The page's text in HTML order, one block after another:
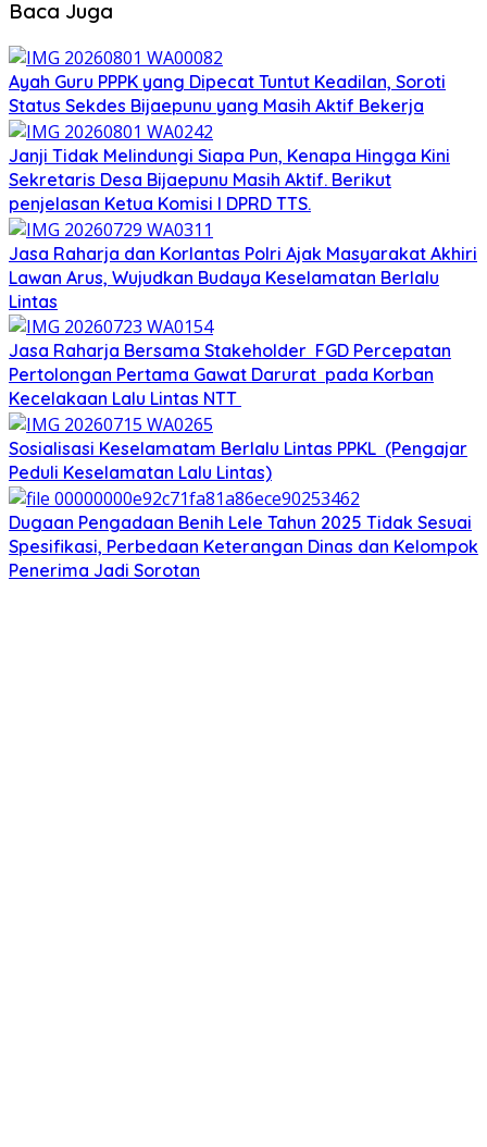
Baca Juga
Ayah Guru PPPK yang Dipecat Tuntut Keadilan, Soroti
Status Sekdes Bijaepunu yang Masih Aktif Bekerja
Janji Tidak Melindungi Siapa Pun, Kenapa Hingga Kini
Sekretaris Desa Bijaepunu Masih Aktif. Berikut
penjelasan Ketua Komisi I DPRD TTS.
Jasa Raharja dan Korlantas Polri Ajak Masyarakat Akhiri
Lawan Arus, Wujudkan Budaya Keselamatan Berlalu
Lintas
Jasa Raharja Bersama Stakeholder FGD Percepatan
Pertolongan Pertama Gawat Darurat pada Korban
Kecelakaan Lalu Lintas NTT
Sosialisasi Keselamatam Berlalu Lintas PPKL (Pengajar
Peduli Keselamatan Lalu Lintas)
Dugaan Pengadaan Benih Lele Tahun 2025 Tidak Sesuai
Spesifikasi, Perbedaan Keterangan Dinas dan Kelompok
Penerima Jadi Sorotan